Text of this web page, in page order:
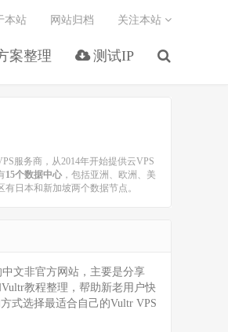
案整理 测试IP
本站 网站归档 关注本站
服务商，从2014年开始提供云VPS
15个数据中心 ，包括亚洲、欧洲、美
有日本和新加坡两个数据节点。
中文非官方网站，主要是分享
教程整理，帮助新老用户快
式选择最适合自己的Vultr VPS